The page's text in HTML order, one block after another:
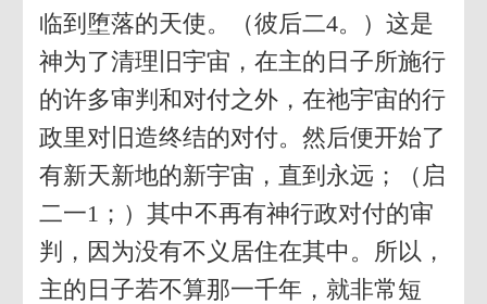
临到堕落的天使。（彼后二4。）这是
神为了清理旧宇宙，在主的日子所施行
的许多审判和对付之外，在祂宇宙的行
政里对旧造终结的对付。然后便开始了
有新天新地的新宇宙，直到永远；（启
二一1；）其中不再有神行政对付的审
判，因为没有不义居住在其中。所以，
主的日子若不算那一千年，就非常短